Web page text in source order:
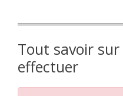
Tout savoir
effectuer